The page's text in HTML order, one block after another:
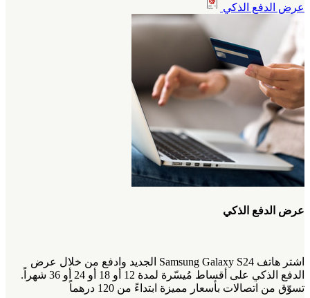
عرض الدفع الذكي
عرض الدفع الذكي
اشتر هاتف Samsung Galaxy S24 الجديد وادفع من خلال عرض
الدفع الذكي على أقساط مُيسّرة لمدة 12 أو 18 أو 24 أو 36 شهراً.
تسوّق من اتصالات بأسعار مميزة ابتداءً من 120 درهماً